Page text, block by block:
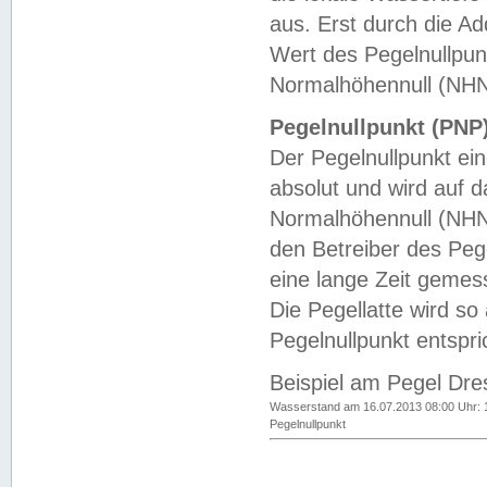
aus. Erst durch die
Wert des
Normalhöhennull
Pegelnullpunkt
Der Pegelnullpunkt
absolut und wird auf
Normalhöhennull
den Betreiber des
eine lange Zeit
Die Pegellatte wird
Pegelnullpunkt
Beispiel am Pegel
Wasserstand am 16.07.2013 08:00 Uhr:
Pegelnullpunkt